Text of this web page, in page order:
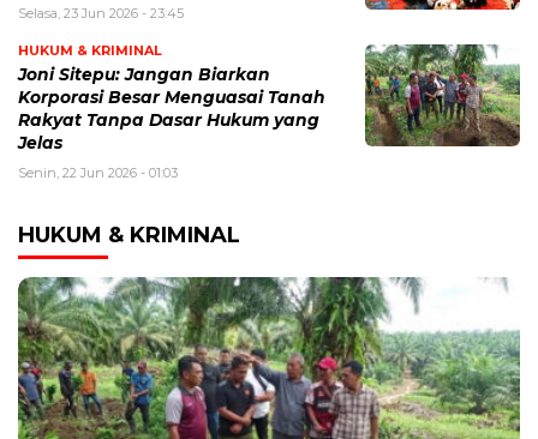
Selasa, 23 Jun 2026 - 23:45
HUKUM & KRIMINAL
Joni Sitepu: Jangan Biarkan
Korporasi Besar Menguasai Tanah
Rakyat Tanpa Dasar Hukum yang
Jelas
Senin, 22 Jun 2026 - 01:03
HUKUM & KRIMINAL